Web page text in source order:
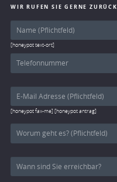
WIR RUFEN SIE GERNE ZURÜCK
[honeypot text-ort]
[honeypot fax-me] [honeypot antrag]